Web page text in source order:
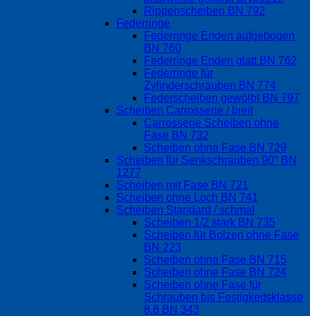
Rippenscheiben BN 792
Federringe
Federringe Enden aufgebogen
BN 760
Federringe Enden glatt BN 762
Federringe für
Zylinderschrauben BN 774
Federscheiben gewölbt BN 797
Scheiben Carrosserie / breit
Carrosserie Scheiben ohne
Fase BN 732
Scheiben ohne Fase BN 729
Scheiben für Senkschrauben 90° BN
1277
Scheiben mit Fase BN 721
Scheiben ohne Loch BN 741
Scheiben Standard / schmal
Scheiben 1/2 stark BN 735
Scheiben für Bolzen ohne Fase
BN 223
Scheiben ohne Fase BN 715
Scheiben ohne Fase BN 724
Scheiben ohne Fase für
Schrauben bis Festigkeitsklasse
8.8 BN 343